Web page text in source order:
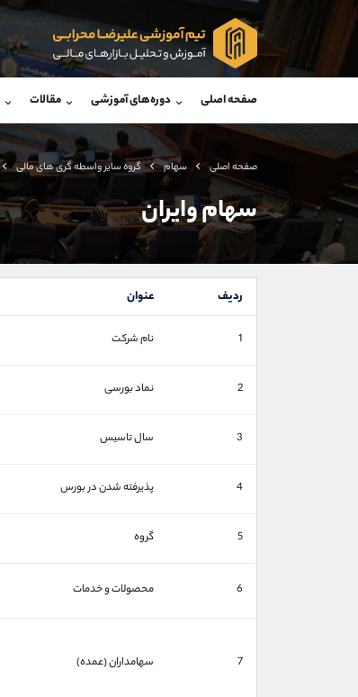
صفحه اصلی دوره‌های آموزشی مقالات
صفحه اصلی سهام گروه ساير واسطه گری های مالی
سهام وایران
ردیف عنوان
1 نام شرکت
2 نماد بورسی
3 سال تاسیس
4 پذیرفته شدن در بورس
5 گروه
6 محصولات و خدمات
7 سهامداران (عمده)
واتساپ شروع گفتگو
@Armteam_admin_por
داخلی 107
اطلاعات تماس (دفتر فروش)
تلفن
بدون پیش شماره